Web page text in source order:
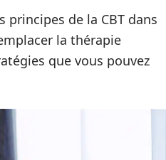
de la CBT dans
la thérapie
que vous pouvez